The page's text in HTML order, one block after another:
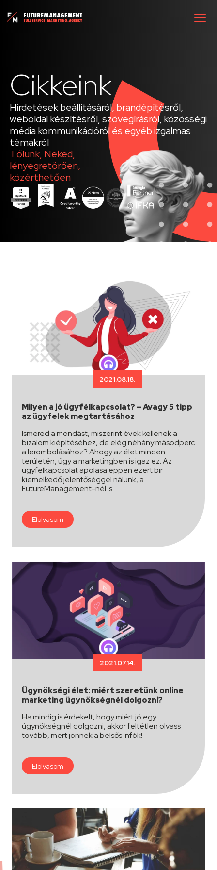
Cikkeink
Hirdetések beállításáról, brandépítésről,
weboldal készítésről, szövegírásról, közösségi
média kommunikációról és egyéb izgalmas
témákról
Tőlünk, Neked,
lényegretörően,
közérthetően
2021.08.18.
Milyen a jó ügyfélkapcsolat? – Avagy 5 tipp
az ügyfelek megtartásához
Ismered a mondást, miszerint évek kellenek a
bizalom kiépítéséhez, de elég néhány másodperc
a lerombolásához? Ahogy az élet minden
területén, úgy a marketingben is igaz ez. Az
ügyfélkapcsolat ápolása éppen ezért bír
kiemelkedő jelentőséggel nálunk, a
FutureManagement-nél is.
Elolvasom
2021.07.14.
Ügynökségi élet: miért szeretünk online
marketing ügynökségnél dolgozni?
Ha mindig is érdekelt, hogy miért jó egy
ügynökségnél dolgozni, akkor feltétlen olvass
tovább, mert jönnek a belsős infók!
Elolvasom